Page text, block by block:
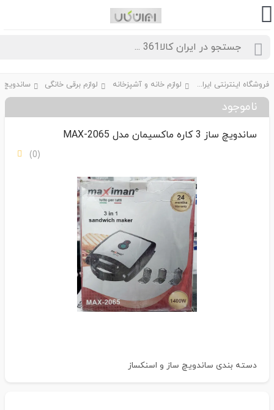
فروشگاه اینترنتی ایران کالا361 لوازم خانه و آشپزخانه لوازم برقی خانگی
ناموجود
ساندویچ ساز 3 کاره ماکسیمان مدل MAX-2065
دسته بندیساندویچ ساز و اسنکساز